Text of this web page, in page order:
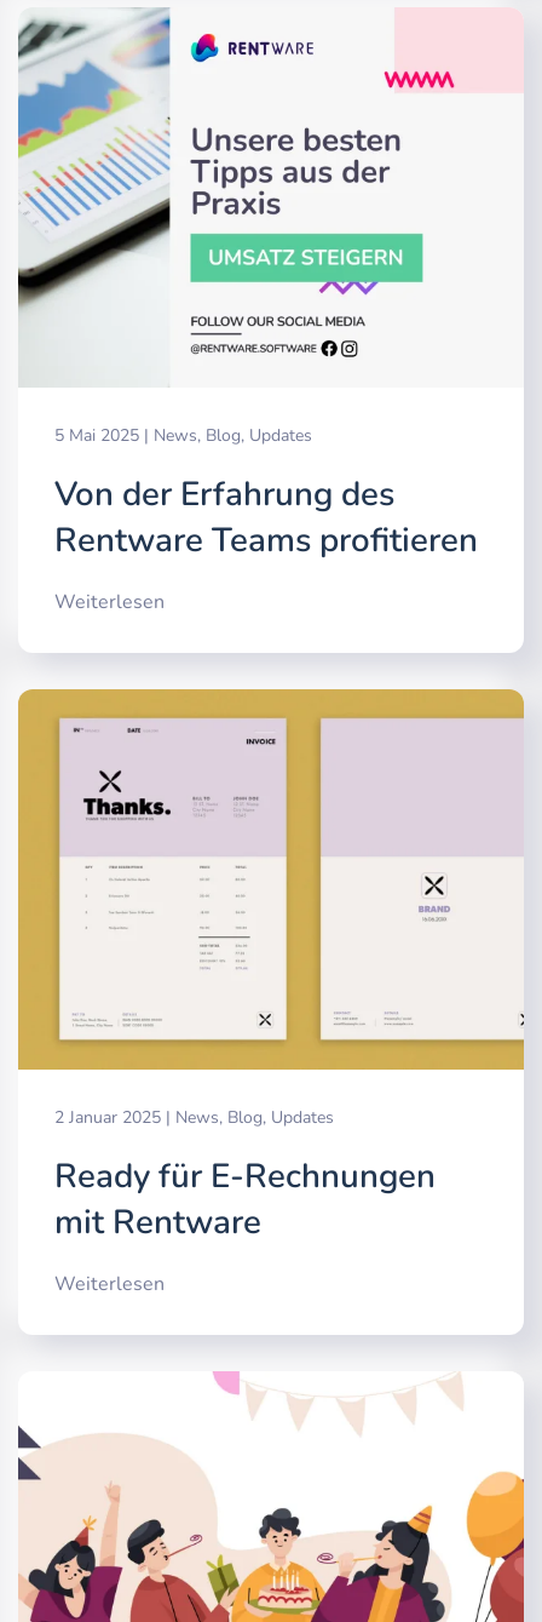
5 Mai 2025 | News, Blog, Updates
Von der Erfahrung des
Rentware Teams profitieren
Weiterlesen
2 Januar 2025 | News, Blog, Updates
Ready für E-Rechnungen
mit Rentware
Weiterlesen